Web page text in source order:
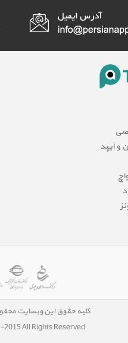
و آیپد
کلیه حقوق این وبسایت
All Rights Reserved